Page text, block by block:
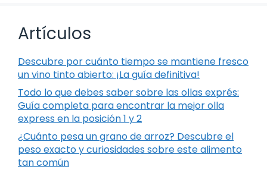
Artículos
Descubre por cuánto tiempo se mantiene fresco
un vino tinto abierto: ¡La guía definitiva!
Todo lo que debes saber sobre las ollas exprés:
Guía completa para encontrar la mejor olla
express en la posición 1 y 2
¿Cuánto pesa un grano de arroz? Descubre el
peso exacto y curiosidades sobre este alimento
tan común